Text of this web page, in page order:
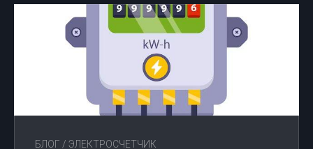
БЛОГ / ЭЛЕКТРОСЧЕТЧИК